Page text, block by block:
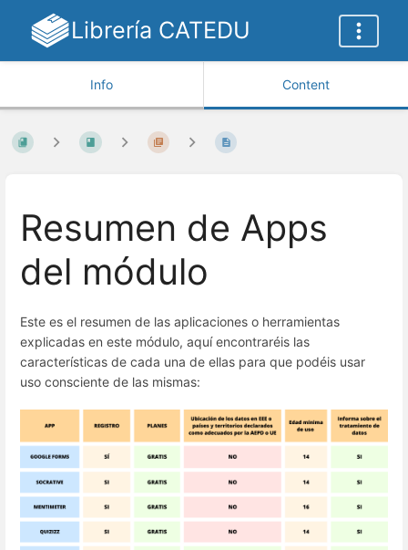
Librería CATEDU
Info Content
Resumen de Apps
del módulo
Este es el resumen de las aplicaciones o herramientas
explicadas en este módulo, aquí encontraréis las
características de cada una de ellas para que podéis usar
uso consciente de las mismas: